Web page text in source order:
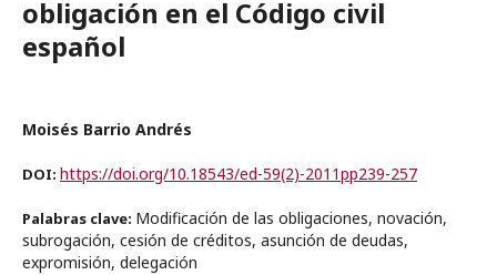
obligación en el Código civil
español
Moisés Barrio Andrés
DOI: https://doi.org/10.18543/ed-59(2)-2011pp239-257
Palabras clave: Modificación de las obligaciones, novación,
subrogación, cesión de créditos, asunción de deudas,
expromisión, delegación